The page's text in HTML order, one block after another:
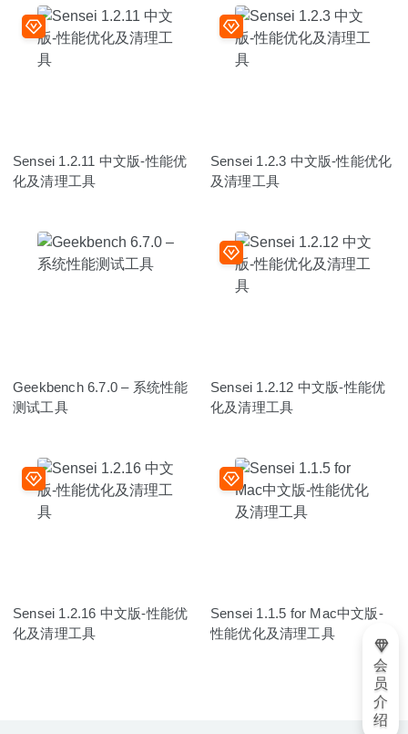
Sensei 1.2.11 中文版-性能优
化及清理工具
Sensei 1.2.3 中文版-性能优化
及清理工具
Geekbench 6.7.0 – 系统性能
测试工具
Sensei 1.2.12 中文版-性能优
化及清理工具
Sensei 1.2.16 中文版-性能优
化及清理工具
Sensei 1.1.5 for Mac中文版-
性能优化及清理工具
会
员
介
绍